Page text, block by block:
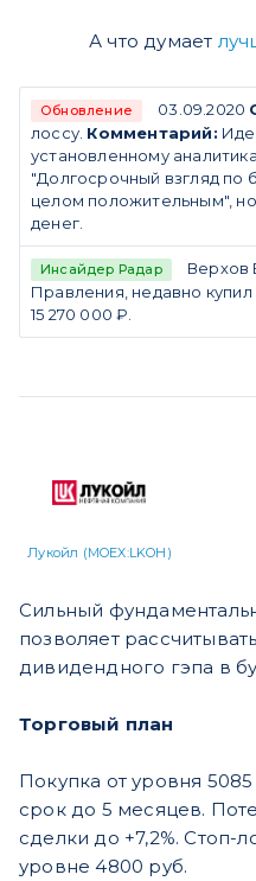
А что думает
Обновление 03.09.2020
лоссу. Комментарий:
установленному
"Долгосрочный взгляд по
целом положительным",
денег.
Инсайдер Радар
Верхов
Правления, недавно
15 270 000 ₽.
Лукойл (MOEX:LKOH)
Сильный
позволяет
дивидендного гэпа в
Торговый план
Покупка от уровня
срок до 5 месяцев.
сделки до +7,2%. Стоп-
уровне 4800 руб.